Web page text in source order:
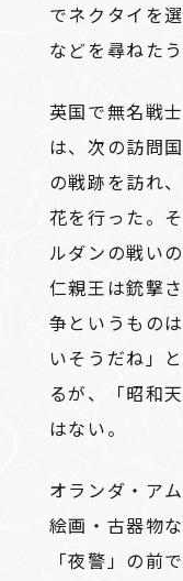
でネクタイを
などを尋ねた
英国で無名戦
は、次の訪問
の戦跡を訪れ
花を行った。
ルダンの戦い
仁親王は銃撃
争というもの
いそうだね」
るが、「昭和
はない。
オランダ・ア
絵画・古器物
「夜警」の前